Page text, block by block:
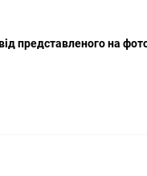
представленого на